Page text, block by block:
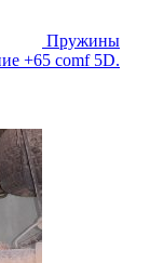
Пружины
+65 comf 5D.